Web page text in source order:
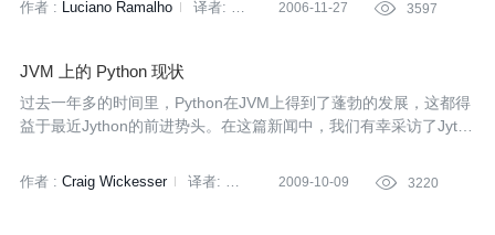
作者 : Luciano Ramalho
译者:
2006-11-27  3597
JVM 上的 Python 现状
过去一年多的时间里，Python在JVM上得到了蓬勃的发展，这都得
益于最近Jython的前进势头。在这篇新闻中，我们有幸采访了Jytho
作者 : Craig Wickesser
译者:
2009-10-09  3220